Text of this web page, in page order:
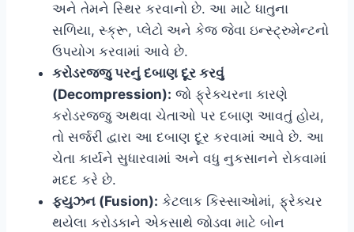
અને તેમને સ્થિર કરવાનો છે. આ માટે ધાતુના
સળિયા, સ્ક્રૂ, પ્લેટો અને કેજ જેવા ઇન્સ્ટ્રુમેન્ટનો
ઉપયોગ કરવામાં આવે છે.
કરોડરજ્જુ પરનું દબાણ દૂર કરવું
(Decompression): જો ફ્રેક્ચરના કારણે
કરોડરજ્જુ અથવા ચેતાઓ પર દબાણ આવતું હોય,
તો સર્જરી દ્વારા આ દબાણ દૂર કરવામાં આવે છે. આ
ચેતા કાર્યને સુધારવામાં અને વધુ નુકસાનને રોકવામાં
મદદ કરે છે.
ફ્યુઝન (Fusion): કેટલાક કિસ્સાઓમાં, ફ્રેક્ચર
થયેલા કરોડકાને એકસાથે જોડવા માટે બોન